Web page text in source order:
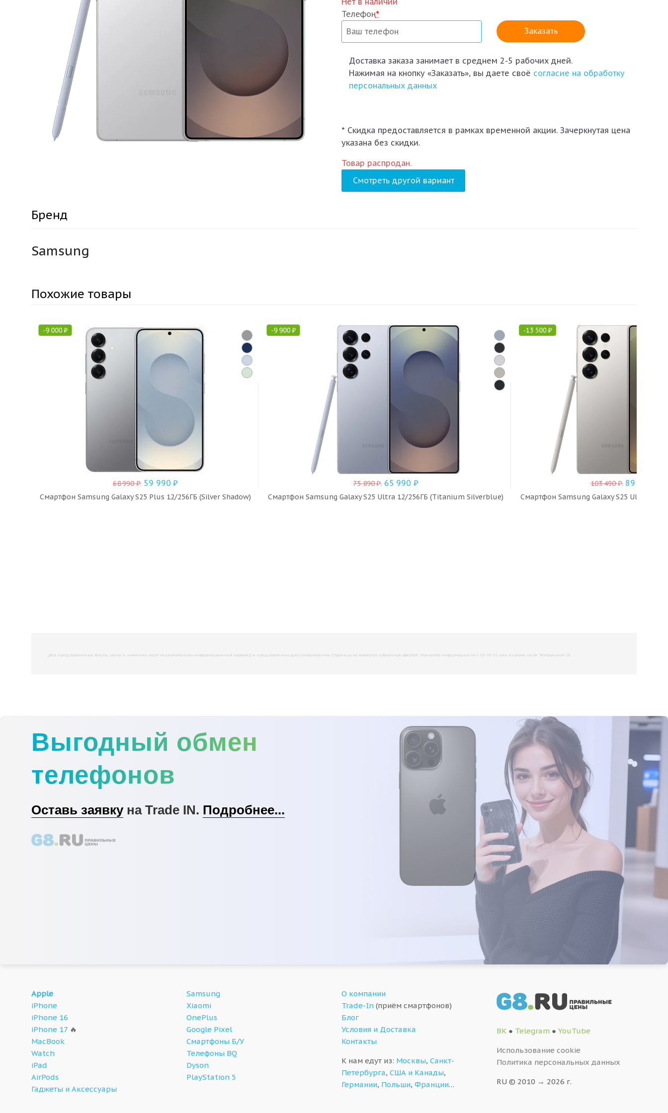
Телефон*
Доставка заказа занимает в среднем 2-5 рабочих дней.
Нажимая на кнопку «Заказать», вы даете своё согласие на обработку
персональных данных
* Скидка предоставляется в рамках временной акции. Зачеркнутая цена
указана без скидки.
Товар распродан.
Смотреть другой вариант
Бренд
Samsung
Похожие товары
-9 000₽
68 990₽. 59 990₽
Смартфон Samsung Galaxy S25 Plus 12/256ГБ (Silver Shadow)
-9 900₽
75 890₽. 65 990 ₽
Смартфон Samsung Galaxy S25 Ultra 12/256ГБ (Titanium Silverblue)
-13 500₽
103 490₽. 89 990
Смартфон Samsung Galaxy S25 Ultra 12/
, Все представленные тексты, цены и значения носят исключительно информационный характер и представленны для ознакомления. Страница не является публичной офертой. Уточняйте информацию по т. 33-50-55 или в салоне на Ул. Театральной 19
Выгодный обмен
телефонов
Оставь заявкуна Trade IN. Подробнее...
Apple
iPhone
iPhone 16
iPhone 17 🔥
MacBook
Watch
iPad
AirPods
Гаджеты и Аксессуары
Samsung
Xiaomi
OnePlus
Google Pixel
Смартфоны Б/У
Телефоны BQ
Dyson
PlayStation 5
О компании
Trade-In (приём смартфонов)
Блог
Условия и Доставка
Контакты
К нам едут из: Москвы, Санкт-
Петербурга, США и Канады,
Германии, Польши, Франции…
ВК ● Telegram ● YouTube
Использование cookie
Политика персональных данных
RU © 2010 → 2026 г.